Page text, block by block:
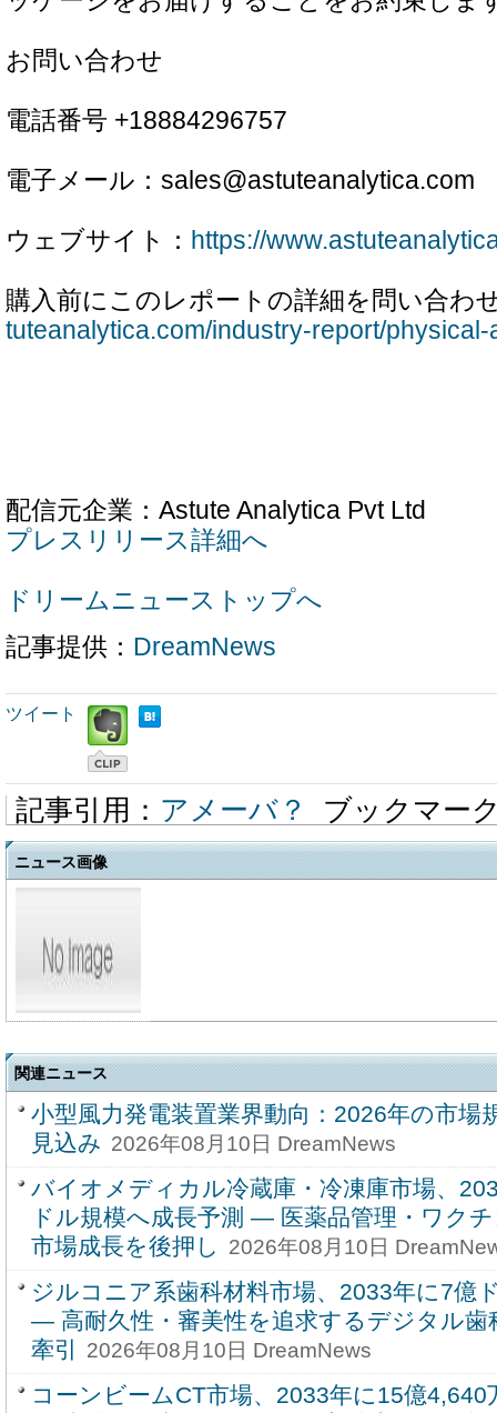
お問い合わせ
電話番号 +18884296757
電子メール：sales@astuteanalytica.com
ウェブサイト： https://
購入前にこのレポートの詳細を問い合わ
tuteanalytica.com/industry-report/physical-
配信元企業：Astute Analytica Pvt Ltd
プレスリリース詳細へ
ドリームニューストップへ
記事提供： DreamNews
ツイート
記事引用： アメーバ？ ブックマー
ニュース画像
関連ニュース
小型風力発電装置業界動向：2026年の市場
見込み 2026年08月10日 DreamNews
バイオメディカル冷蔵庫・冷凍庫市場、
ドル規模へ成長予測 ― 医薬品管理・ワク
市場成長を後押し
2026年08月10日
ジルコニア系歯科材料市場、2033年に7億
― 高耐久性・審美性を追求するデジタル歯
牽引
2026年08月10日 DreamNews
コーンビームCT市場、2033年に15億4,640